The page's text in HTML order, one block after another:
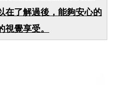
在了解過後，能夠安心的
覺享受。